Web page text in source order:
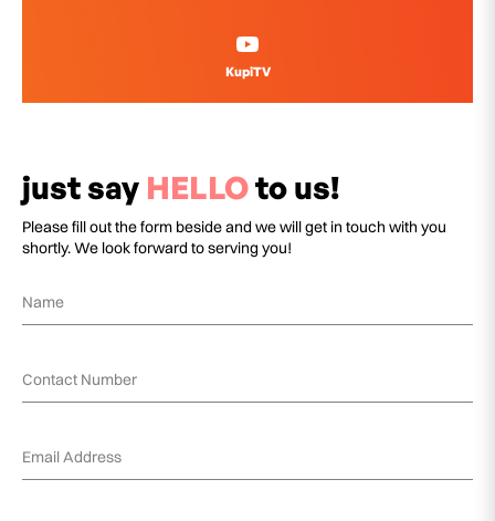
KupiTV
just say HELLOto us!
Please fill out the form beside and we will get in touch with you
shortly. We look forward to serving you!